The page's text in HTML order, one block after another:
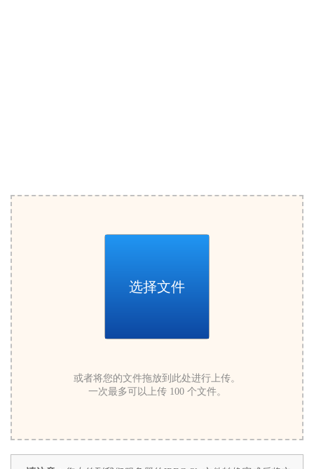
选择文件
或者将您的文件拖放到此处进行上传。
一次最多可以上传 100 个文件。